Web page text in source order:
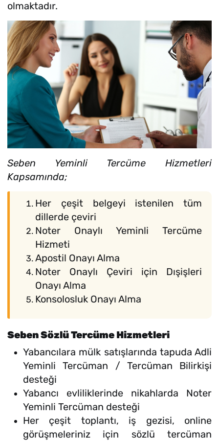
olmaktadır.
Seben Yeminli Tercüme Hizmetleri
Kapsamında;
Her çeşit belgeyi istenilen tüm
dillerde çeviri
Noter Onaylı Yeminli Tercüme
Hizmeti
Apostil Onayı Alma
Noter Onaylı Çeviri için Dışişleri
Onayı Alma
Konsolosluk Onayı Alma
Seben Sözlü Tercüme Hizmetleri
Yabancılara mülk satışlarında tapuda Adli
Yeminli Tercüman / Tercüman Bilirkişi
desteği
Yabancı evliliklerinde nikahlarda Noter
Yeminli Tercüman desteği
Her çeşit toplantı, iş gezisi, online
görüşmeleriniz için sözlü tercüman